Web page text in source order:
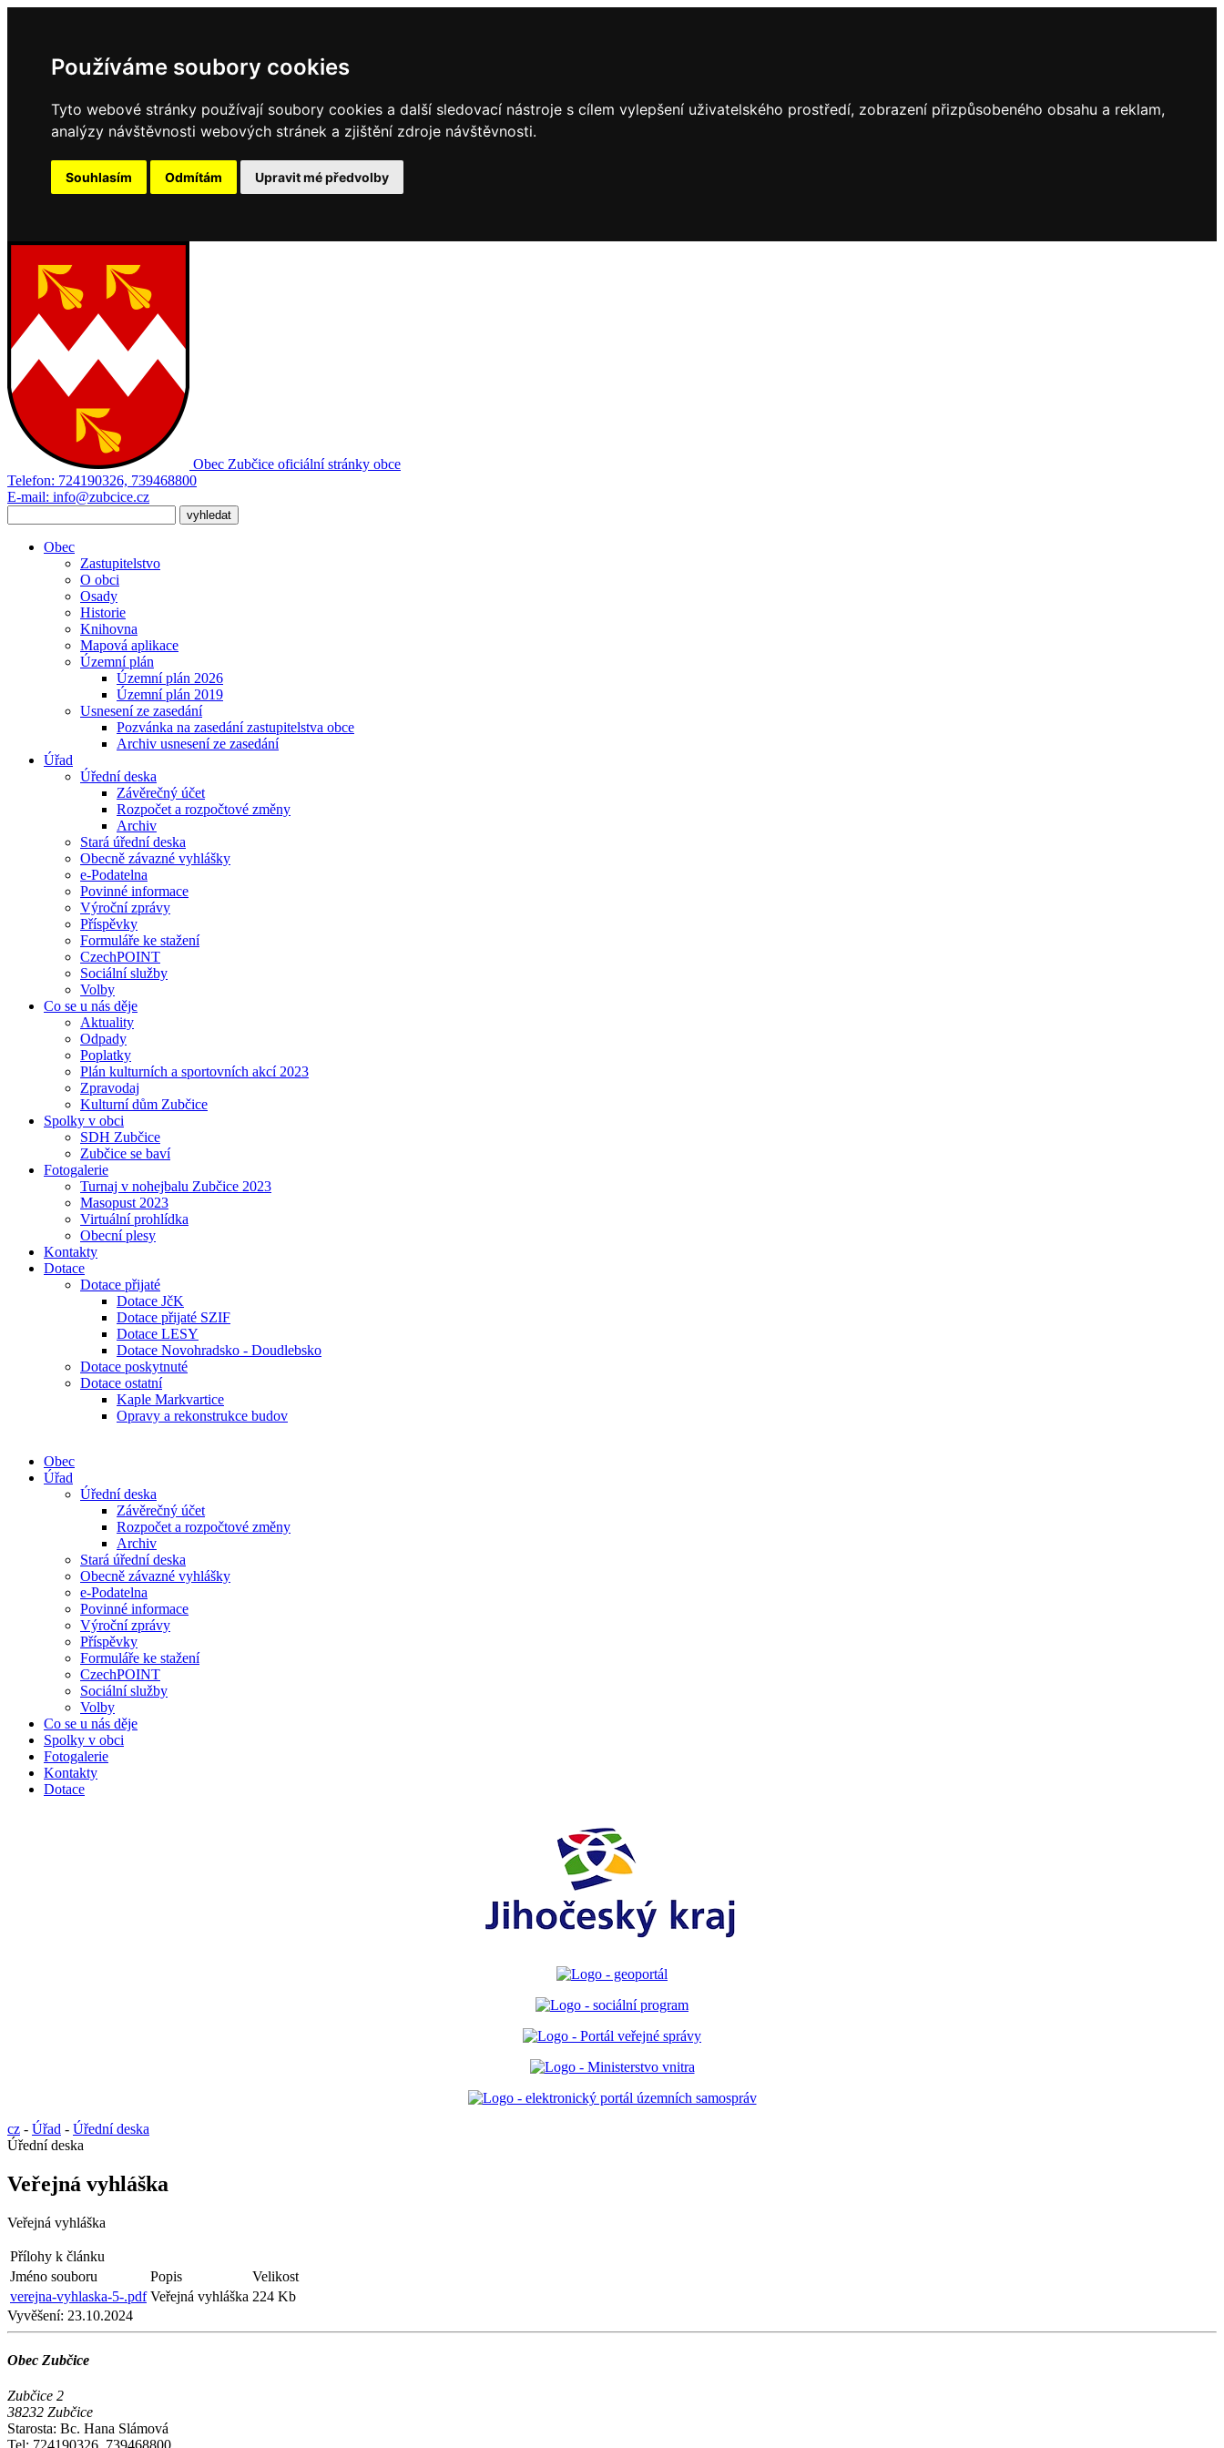
Používáme soubory cookies
Tyto webové stránky používají soubory cookies a další sledovací nástroje s cílem vylepšení uživatelského prostředí, zobrazení přizpůsobeného obsahu a reklam,
analýzy návštěvnosti webových stránek a zjištění zdroje návštěvnosti.
Souhlasím Odmítám Upravit mé předvolby
Obec Zubčice oficiální stránky obce
Telefon: 724190326, 739468800
E-mail: info@zubcice.cz
Obec
Zastupitelstvo
O obci
Osady
Historie
Knihovna
Mapová aplikace
Územní plán
Územní plán 2026
Územní plán 2019
Usnesení ze zasedání
Pozvánka na zasedání zastupitelstva obce
Archiv usnesení ze zasedání
Úřad
Úřední deska
Závěrečný účet
Rozpočet a rozpočtové změny
Archiv
Stará úřední deska
Obecně závazné vyhlášky
e-Podatelna
Povinné informace
Výroční zprávy
Příspěvky
Formuláře ke stažení
CzechPOINT
Sociální služby
Volby
Co se u nás děje
Aktuality
Odpady
Poplatky
Plán kulturních a sportovních akcí 2023
Zpravodaj
Kulturní dům Zubčice
Spolky v obci
SDH Zubčice
Zubčice se baví
Fotogalerie
Turnaj v nohejbalu Zubčice 2023
Masopust 2023
Virtuální prohlídka
Obecní plesy
Kontakty
Dotace
Dotace přijaté
Dotace JčK
Dotace přijaté SZIF
Dotace LESY
Dotace Novohradsko - Doudlebsko
Dotace poskytnuté
Dotace ostatní
Kaple Markvartice
Opravy a rekonstrukce budov
Obec
Úřad
Úřední deska
Závěrečný účet
Rozpočet a rozpočtové změny
Archiv
Stará úřední deska
Obecně závazné vyhlášky
e-Podatelna
Povinné informace
Výroční zprávy
Příspěvky
Formuláře ke stažení
CzechPOINT
Sociální služby
Volby
Co se u nás děje
Spolky v obci
Fotogalerie
Kontakty
Dotace
cz - Úřad - Úřední deska
Úřední deska
Veřejná vyhláška
Veřejná vyhláška
Přílohy k článku
Jméno souboru
Popis
Velikost
verejna-vyhlaska-5-.pdf Veřejná vyhláška 224 Kb
Vyvěšení: 23.10.2024
Obec Zubčice
Zubčice 2
38232 Zubčice
Starosta: Bc. Hana Slámová